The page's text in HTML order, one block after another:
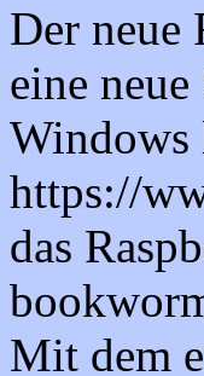
Der neue
eine
Windows
https://
das
Mit dem